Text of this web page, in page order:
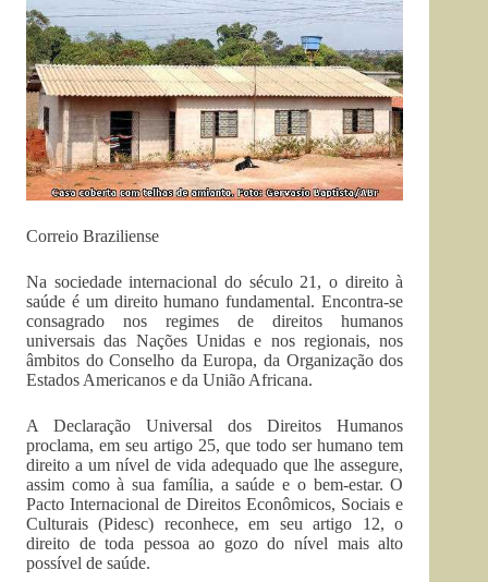
Correio Braziliense
Na sociedade internacional do século 21, o direito à
saúde é um direito humano fundamental. Encontra-se
consagrado nos regimes de direitos humanos
universais das Nações Unidas e nos regionais, nos
âmbitos do Conselho da Europa, da Organização dos
Estados Americanos e da União Africana.
A Declaração Universal dos Direitos Humanos
proclama, em seu artigo 25, que todo ser humano tem
direito a um nível de vida adequado que lhe assegure,
assim como à sua família, a saúde e o bem-estar. O
Pacto Internacional de Direitos Econômicos, Sociais e
Culturais (Pidesc) reconhece, em seu artigo 12, o
direito de toda pessoa ao gozo do nível mais alto
possível de saúde.